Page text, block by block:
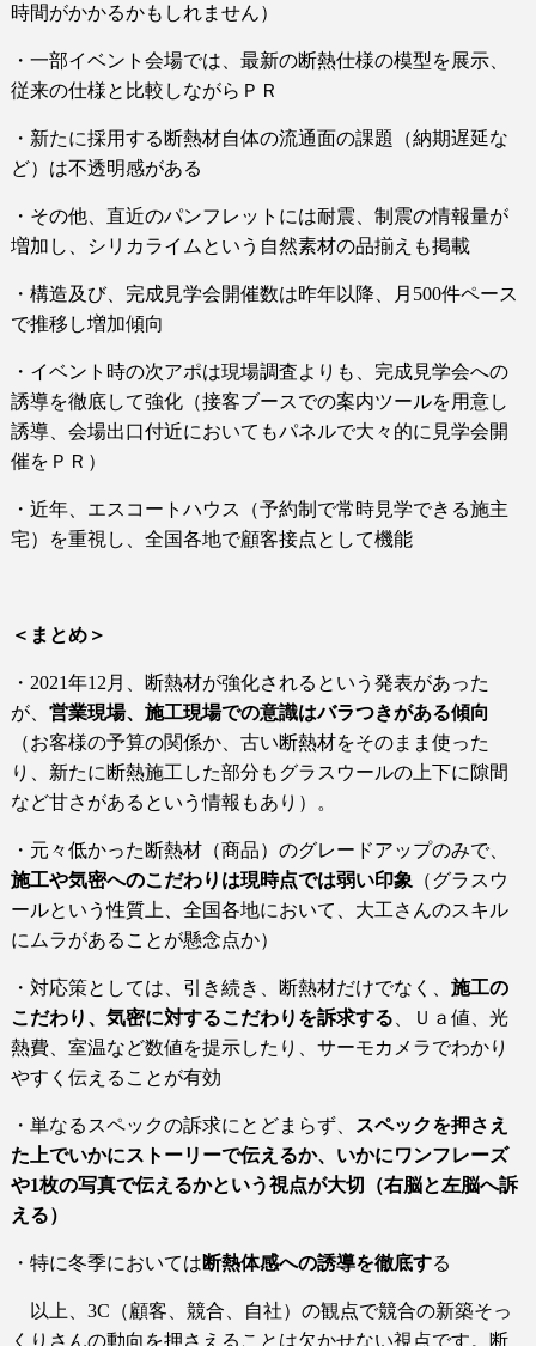
時間がかかるかもしれません）
・一部イベント会場では、最新の断熱仕様の模型を展示、
従来の仕様と比較しながらＰＲ
・新たに採用する断熱材自体の流通面の課題（納期遅延な
ど）は不透明感がある
・その他、直近のパンフレットには耐震、制震の情報量が
増加し、シリカライムという自然素材の品揃えも掲載
・構造及び、完成見学会開催数は昨年以降、月 500件ペース
で推移し増加傾向
・イベント時の次アポは現場調査よりも、完成見学会への
誘導を徹底して強化（接客ブースでの案内ツールを用意し
誘導、会場出口付近においてもパネルで大々的に見学会開
催をＰＲ）
・近年、エスコートハウス（予約制で常時見学できる施主
宅）を重視し、全国各地で顧客接点として機能
＜まとめ＞
・2021年12月、断熱材が強化されるという発表があった
が、 営業現場、施工現場での意識はバラつきがある傾向
（お客様の予算の関係か、古い断熱材をそのまま使った
り、新たに断熱施工した部分もグラスウールの上下に隙間
など甘さがあるという情報もあり）。
・元々低かった断熱材（商品）のグレードアップのみで、
施工や気密へのこだわりは現時点では弱い印象 （グラスウ
ールという性質上、全国各地において、大工さんのスキル
にムラがあることが懸念点か）
・対応策としては、引き続き、断熱材だけでなく、 施工の
こだわり、気密に対するこだわりを訴求する 、Ｕａ値、光
熱費、室温など数値を提示したり、サーモカメラでわかり
やすく伝えることが有効
・単なるスペックの訴求にとどまらず、
スペックを押さえ
た上でいかにストーリーで伝えるか、いかにワンフレーズ
や1枚の写真で伝えるかという視点が大切（右脳と左脳へ訴
える）
・特に冬季においては断熱体感への誘導を徹底する
以上、 3C （顧客、競合、自社）の観点で競合の新築そっ
くりさんの動向を押さえることは欠かせない視点です。断